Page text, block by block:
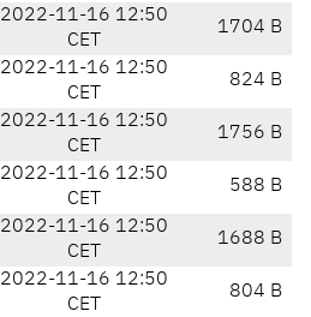
2022-11-16 12:50
CET
1704 B
2022-11-16 12:50
CET
824 B
2022-11-16 12:50
CET
1756 B
2022-11-16 12:50
CET
588 B
2022-11-16 12:50
CET
1688 B
2022-11-16 12:50
CET
804 B